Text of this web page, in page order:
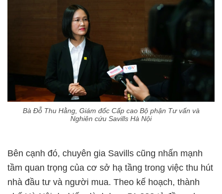
Bà Đỗ Thu Hằng, Giám đốc Cấp cao Bộ phận Tư vấn và
Nghiên cứu Savills Hà Nội
Bên cạnh đó, chuyên gia Savills cũng nhấn mạnh
tầm quan trọng của cơ sở hạ tầng trong việc thu hút
nhà đầu tư và người mua. Theo kế hoạch, thành